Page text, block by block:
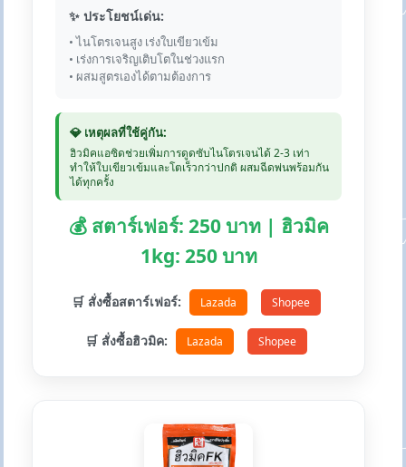
✨ ประโยชน์เด่น:
• ไนโตรเจนสูง เร่งใบเขียวเข้ม
• เร่งการเจริญเติบโตในช่วงแรก
• ผสมสูตรเองได้ตามต้องการ
💎 เหตุผลที่ใช้คู่กัน:
ฮิวมิคแอซิดช่วยเพิ่มการดูดซับไนโตรเจนได้ 2-3 เท่า
ทำให้ใบเขียวเข้มและโตเร็วกว่าปกติ ผสมฉีดพ่นพร้อมกัน
ได้ทุกครั้ง
💰 สตาร์เฟอร์: 250 บาท | ฮิวมิค
1kg: 250 บาท
🛒 สั่งซื้อสตาร์เฟอร์: Lazada Shopee
🛒 สั่งซื้อฮิวมิค: Lazada Shopee